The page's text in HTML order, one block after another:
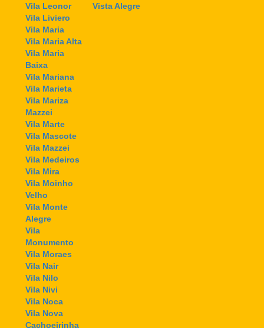
Vila Leonor
Vila Liviero
Vila Maria
Vila Maria Alta
Vila Maria
Baixa
Vila Mariana
Vila Marieta
Vila Mariza
Mazzei
Vila Marte
Vila Mascote
Vila Mazzei
Vila Medeiros
Vila Mira
Vila Moinho
Velho
Vila Monte
Alegre
Vila
Monumento
Vila Moraes
Vila Nair
Vila Nilo
Vila Nivi
Vila Noca
Vila Nova
Cachoeirinha
Vista Alegre